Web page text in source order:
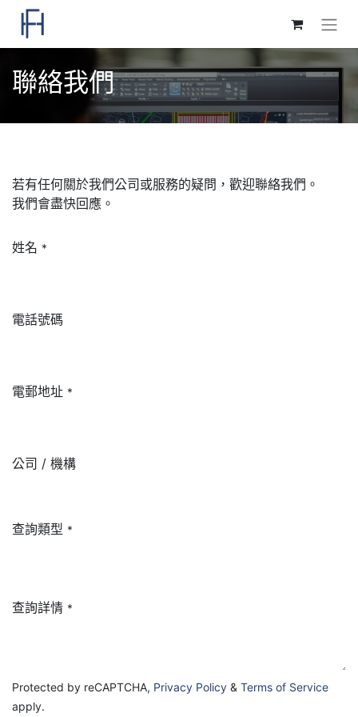
聯絡我們
若有任何關於我們公司或服務的疑問，歡迎聯絡我們。
我們會盡快回應。
姓名 *
電話號碼
電郵地址 *
公司 / 機構
查詢類型 *
查詢詳情 *
Protected by reCAPTCHA, Privacy Policy & Terms of Service
apply.